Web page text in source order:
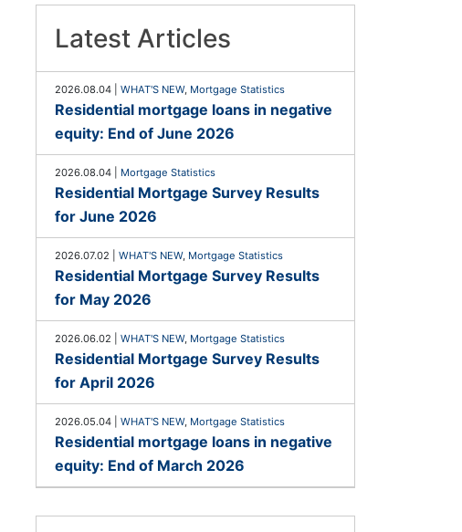
Latest Articles
2026.08.04 WHAT'S NEW, Mortgage Statistics
Residential mortgage loans in negative
equity: End of June 2026
2026.08.04 Mortgage Statistics
Residential Mortgage Survey Results
for June 2026
2026.07.02 WHAT'S NEW, Mortgage Statistics
Residential Mortgage Survey Results
for May 2026
2026.06.02 WHAT'S NEW, Mortgage Statistics
Residential Mortgage Survey Results
for April 2026
2026.05.04 WHAT'S NEW, Mortgage Statistics
Residential mortgage loans in negative
equity: End of March 2026